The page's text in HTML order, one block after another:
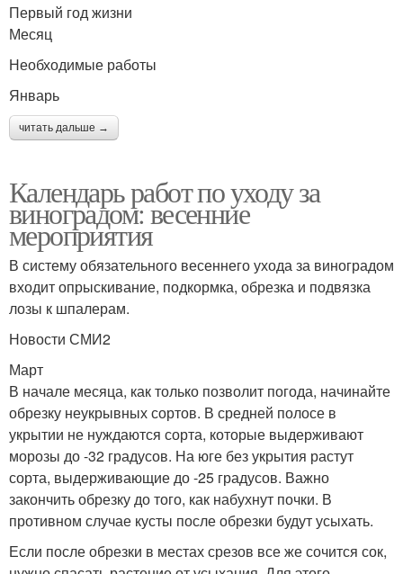
Первый год жизни
Месяц
Необходимые работы
Январь
читать дальше →
Календарь работ по уходу за
виноградом: весенние
мероприятия
В систему обязательного весеннего ухода за виноградом
входит опрыскивание, подкормка, обрезка и подвязка
лозы к шпалерам.
Новости СМИ2
Март
В начале месяца, как только позволит погода, начинайте
обрезку неукрывных сортов. В средней полосе в
укрытии не нуждаются сорта, которые выдерживают
морозы до -32 градусов. На юге без укрытия растут
сорта, выдерживающие до -25 градусов. Важно
закончить обрезку до того, как набухнут почки. В
противном случае кусты после обрезки будут усыхать.
Если после обрезки в местах срезов все же сочится сок,